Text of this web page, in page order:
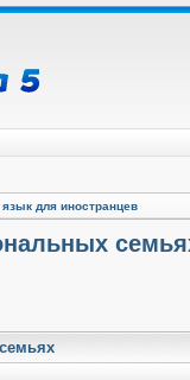
для иностранцев